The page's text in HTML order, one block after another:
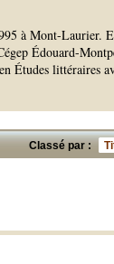
à Mont-Laurier.
Édouard-
Études littéraires
Classé par :